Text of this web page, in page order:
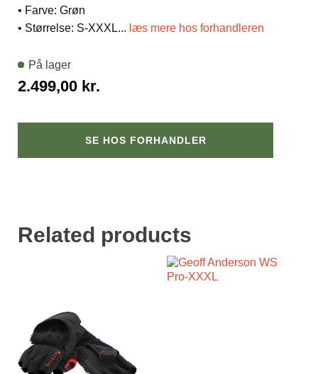
• Farve: Grøn
• Størrelse: S-XXXL... læs mere hos forhandleren
2.499,00 kr.
På lager
SE HOS FORHANDLER
Related products